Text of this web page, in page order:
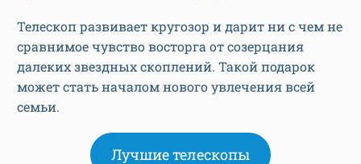
Телескоп развивает кругозор и дарит ни с чем не
сравнимое чувство восторга от созерцания
далеких звездных скоплений. Такой подарок
может стать началом нового увлечения всей
семьи.
Лучшие телескопы